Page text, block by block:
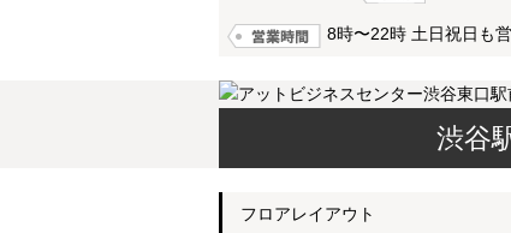
8時〜22時 土日祝日も
渋谷
フロアレイアウト